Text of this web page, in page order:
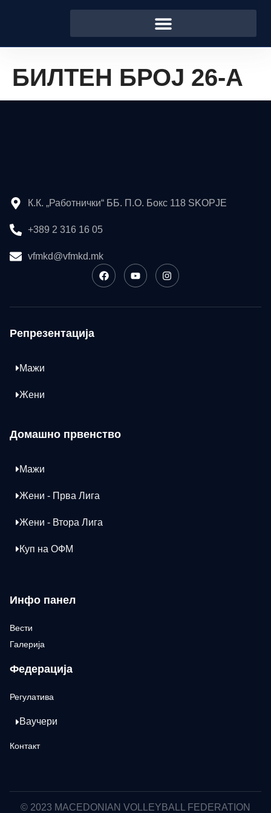
БИЛТЕН БРОЈ 26-А
К.К. „Работнички“ ББ. П.О. Бокс 118 SKOPJE
+389 2 316 16 05
vfmkd@vfmkd.mk
Репрезентација
Мажи
Жени
Домашно првенство
Мажи
Жени - Прва Лига
Жени - Втора Лига
Куп на ОФМ
Инфо панел
Вести
Галерија
Федерација
Регулатива
Ваучери
Контакт
© 2023 MACEDONIAN VOLLEYBALL FEDERATION